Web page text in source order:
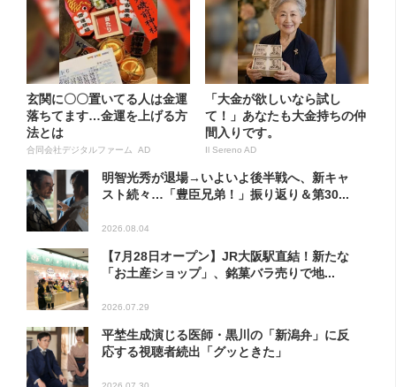
玄関に〇〇置いてる人は金運
落ちてます…金運を上げる方
法とは
合同会社デジタルファーム AD
「大金が欲しいなら試し
て！」あなたも大金持ちの仲
間入りです。
Il Sereno AD
明智光秀が退場→いよいよ後半戦へ、新キャ
スト続々…「豊臣兄弟！」振り返り＆第30...
2026.08.04
【7月28日オープン】JR大阪駅直結！新たな
「お土産ショップ」、銘菓バラ売りで地...
2026.07.29
平埜生成演じる医師・黒川の「新潟弁」に反
応する視聴者続出「グッときた」